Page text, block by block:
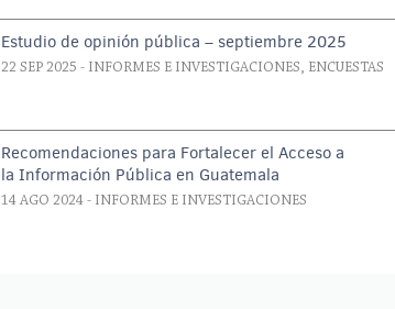
Estudio de opinión pública – septiembre 2025
22 SEP 2025 - INFORMES E INVESTIGACIONES, ENCUESTAS
Recomendaciones para Fortalecer el Acceso a
la Información Pública en Guatemala
14 AGO 2024 - INFORMES E INVESTIGACIONES